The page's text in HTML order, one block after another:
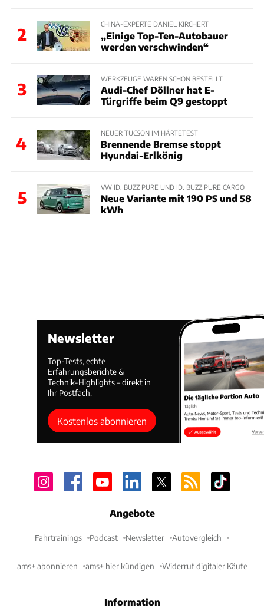
2
CHINA-EXPERTE DANIEL KIRCHERT
„Einige Top-Ten-Autobauer
werden verschwinden“
3
WERKZEUGE WAREN SCHON BESTELLT
Audi-Chef Döllner hat E-
Türgriffe beim Q9 gestoppt
4
NEUER TUCSON IM HÄRTETEST
Brennende Bremse stoppt
Hyundai-Erlkönig
5
VW ID. BUZZ PURE UND ID. BUZZ PURE CARGO
Neue Variante mit 190 PS und 58
kWh
Newsletter
Top-Tests, echte
Erfahrungsberichte &
Technik-Highlights – direkt in
Ihr Postfach.
Kostenlos abonnieren
Angebote
Fahrtrainings Podcast Newsletter Autovergleich
ams+ abonnieren ams+ hier kündigen Widerruf digitaler Käufe
Information